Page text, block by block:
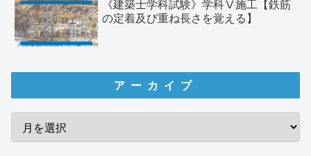
《建築士学科試験》学科Ⅴ施工【鉄筋
の定着及び重ね長さを覚える】
アーカイブ